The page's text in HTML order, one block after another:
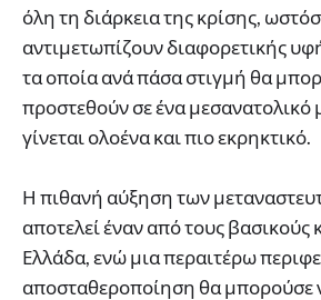
όλη τη διάρκεια της κρίσης,
αντιμετωπίζουν διαφορετικής
τα οποία ανά πάσα στιγμή θα
προστεθούν σε ένα μεσανατολικό
γίνεται ολοένα και πιο εκρηκτικό.
Η πιθανή αύξηση των
αποτελεί έναν από τους βασικούς
Ελλάδα, ενώ μια περαιτέρω
αποσταθεροποίηση θα μπορούσε